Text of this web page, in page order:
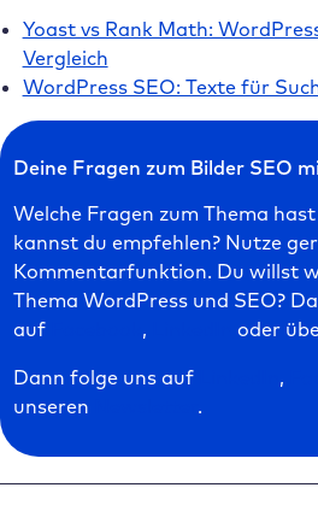
Yoast vs Rank Math:
Vergleich
WordPress SEO: Texte für
Deine Fragen zum Bilder SEO
Welche Fragen zum Thema
kannst du empfehlen? Nutze
Kommentarfunktion. Du willst
Thema WordPress und SEO?
auf
, oder
Dann folge uns auf ,
unseren
.